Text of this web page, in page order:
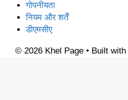
गोपनीयता
नियम और शर्तें
डीएमसीए
© 2026 Khel Page • Built with